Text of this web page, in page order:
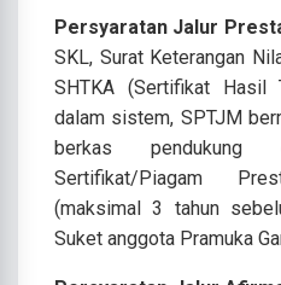
Persyaratan Jalur
SKL, Surat Keterangan
SHTKA (Sertifikat Hasil
dalam sistem, SPTJM
berkas
Sertifikat/Piagam
(maksimal 3 tahun
Suket anggota Pramuka